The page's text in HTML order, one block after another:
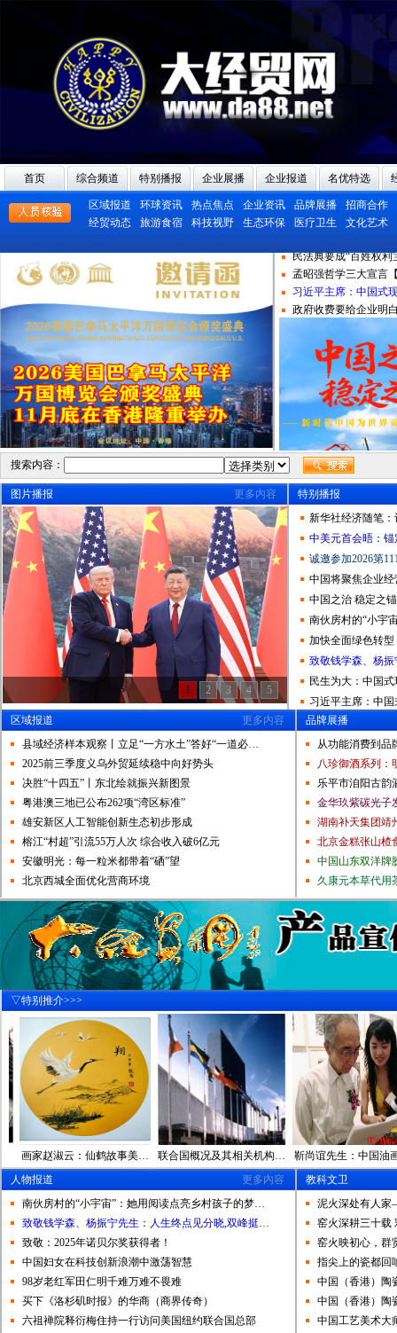
首页 综合频道 特别播报 企业展播 企业报道 名优特选
区域报道 环球资讯 热点焦点 企业资讯 品牌展播
招商合作
经贸动态
旅游食宿 科技视野 生态环保 医疗卫生 文化艺术
习近平：消除贫困是
以人民为中心=人民
解读农村土地流转意
王文涛部长：大力推
孟昭强哲学三大宣言
习近平主席：中国式
政府收费要给企业明
快乐人生哲学——和
习近平：消除贫困是
以人民为中心=人民
解读农村土地流转意
王文涛部长：大力推
民法典要成“百姓权利
孟昭强哲学三大宣言
习近平主席：中国式
政府收费要给企业明
快乐人生哲学——和
习近平：消除贫困是
以人民为中心=人民
解读农村土地流转意
王文涛部长：大力推
民法典要成“百姓权利
习近平主席：中国式
政府收费要给企业明
快乐人生哲学——和
习近平：消除贫困是
以人民为中心=人民
解读农村土地流转意
王文涛部长：大力推
民法典要成“百姓权利
孟昭强哲学三大宣言
习近平主席：中国式
政府收费要给企业明
快乐人生哲学——和
习近平：消除贫困是
以人民为中心=人民
解读农村土地流转意
王文涛部长：大力推
民法典要成“百姓权利
孟昭强哲学三大宣言
习近平主席：中国式
政府收费要给企业明
习近平：消除贫困是
解读农村土地流转意
王文涛部长：大力推
民法典要成“百姓权利
孟昭强哲学三大宣言
习近平主席：中国式
政府收费要给企业明
快乐人生哲学——和
习近平：消除贫困是
以人民为中心=人民
解读农村土地流转意
王文涛部长：大力推
民法典要成“百姓权利
孟昭强哲学三大宣言
习近平主席：中国式
政府收费要给企业明
习近平：消除贫困是
搜索内容：
图片播报 更多内容
1 2 3 4 5
特别播报
新华社经济随笔：
中美元首会晤：
诚邀参加2026第
中国将聚焦企业
中国之治 稳定之
南伙房村的“小宇
加快全面绿色转
致敬钱学森、杨
民生为大：中国
习近平主席：中
区域报道
更多内容
县域经济样本观察丨立足“一方水土”答好“一道必…
2025前三季度义乌外贸延续稳中向好势头
决胜“十四五”丨东北绘就振兴新图景
粤港澳三地已公布262项“湾区标准”
雄安新区人工智能创新生态初步形成
榕江“村超”引流55万人次 综合收入破6亿元
安徽明光：每一粒米都带着“硒”望
北京西城全面优化营商环境
品牌展播
从功能消费到品
八珍御酒系列
乐平市洎阳古韵
金华玖紫碳光
湖南补天集团靖
北京金糕张山楂
中国山东双洋牌
久康元本草代
▽特别推介>>>
家赵淑云：仙鹤故事美… 联合国概况及其相关机构…
靳尚谊先生：中国油画大…
人物报道
更多内容
南伙房村的“小宇宙”：她用阅读点亮乡村孩子的梦…
致敬钱学森、杨振宁先生：人生终点见分晓,双峰挺…
致敬：2025年诺贝尔奖获得者！
中国妇女在科技创新浪潮中激荡智慧
98岁老红军田仁明千难万难不畏难
买下《洛杉矶时报》的华商（商界传奇）
六祖禅院释衍梅住持一行访问美国纽约联合国总部
教科文卫
泥火深处有人
窑火深耕三十
窑火映初心，
指尖上的瓷都回
中国（香港）陶
中国（香港）陶
中国工艺美术大